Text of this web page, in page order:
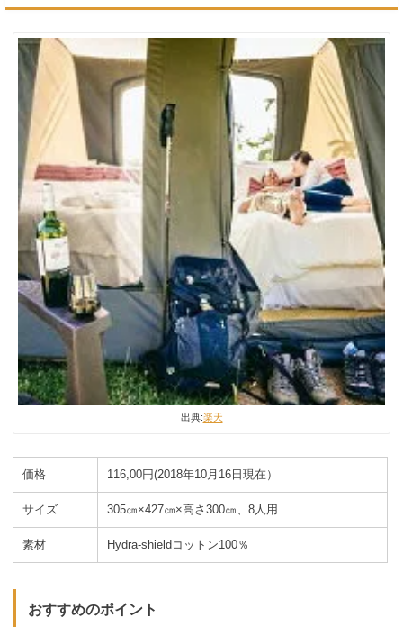
出典:楽天
価格 116,00円(2018年10月16日現在）
サイズ 305㎝×427㎝×高さ300㎝、8人用
素材 Hydra-shieldコットン100％
おすすめのポイント